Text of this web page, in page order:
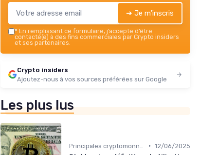
➔ Je m'inscris
* En remplissant ce formulaire, j’accepte d’être
contacté(e) à des fins commerciales par Crypto insiders
et ses partenaires.
Crypto insiders
Ajoutez-nous à vos sources préférées sur Google
Les plus lus
• 12/06/2025